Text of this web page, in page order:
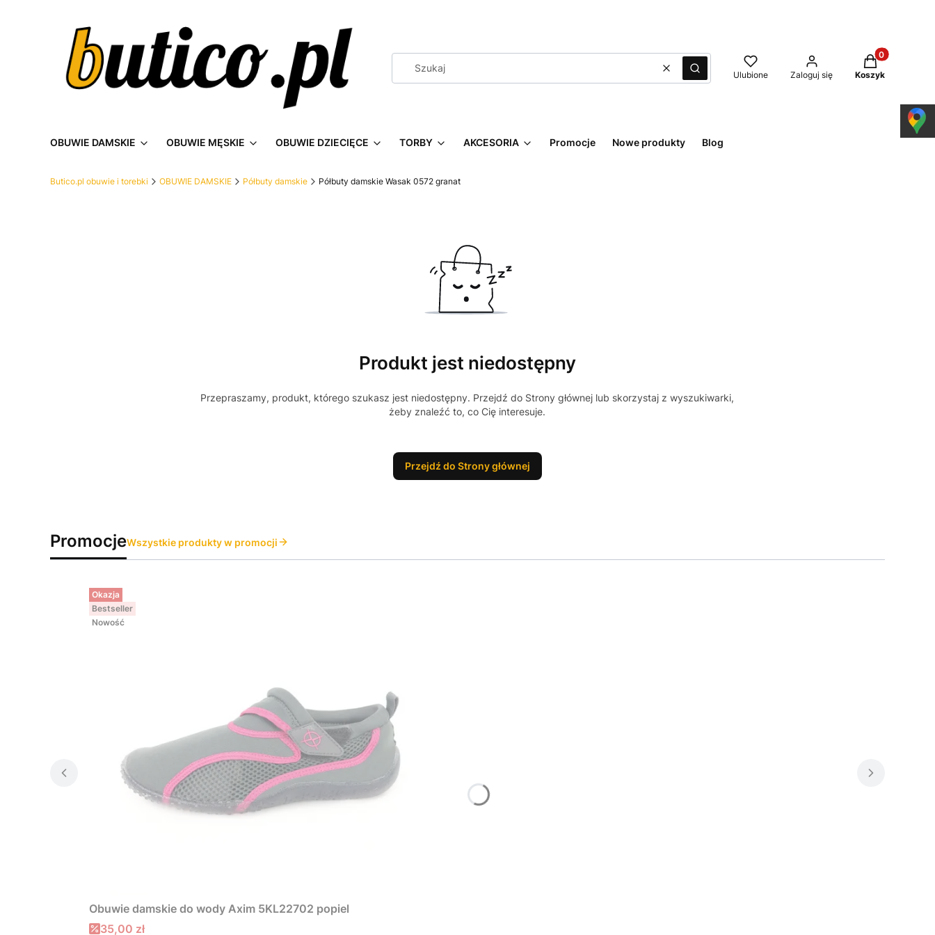
WyczyśćSzukaj Ulubione Zaloguj się
Produkty w
Koszyk
OBUWIE DAMSKIE OBUWIE MĘSKIE OBUWIE DZIECIĘCE TORBY AKCESORIA Promocje Nowe produkty Blog
Butico.pl obuwie i torebki OBUWIE DAMSKIE Półbuty damskie Półbuty damskie Wasak 0572 granat
Produkt jest niedostępny
Przepraszamy, produkt, którego szukasz jest niedostępny. Przejdź do Strony głównej lub skorzystaj z wyszukiwarki,
żeby znaleźć to, co Cię interesuje.
Przejdź do Strony głównej
PromocjeWszystkie produkty w promocji
Okazja
Bestseller
Nowość
Obuwie damskie do wody Axim 5KL22702 popiel
Cena promocyjna
35,00 zł